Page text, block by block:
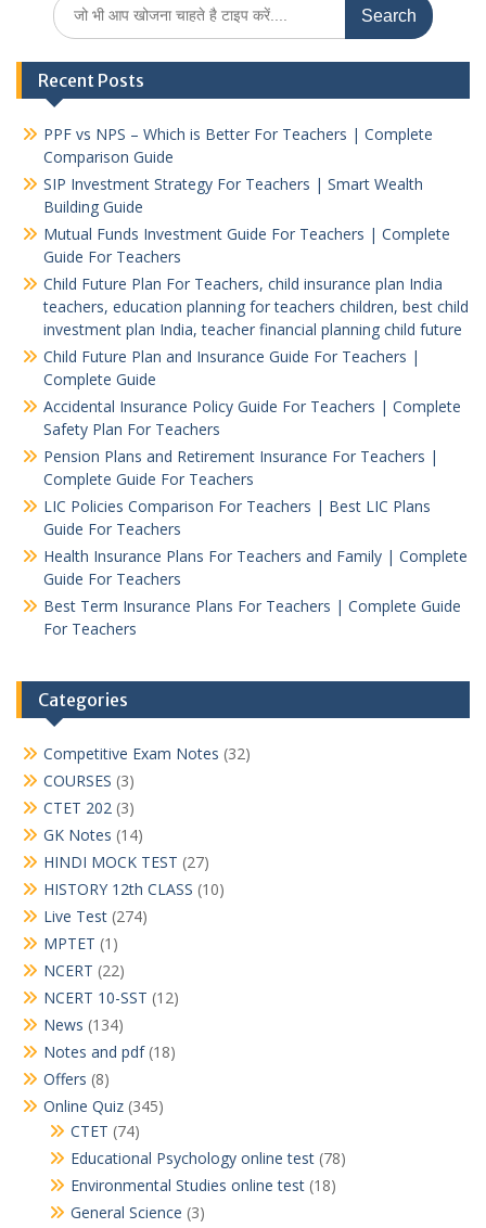
for:
Recent Posts
PPF vs NPS – Which is Better For Teachers | Complete
Comparison Guide
SIP Investment Strategy For Teachers | Smart Wealth
Building Guide
Mutual Funds Investment Guide For Teachers | Complete
Guide For Teachers
Child Future Plan For Teachers, child insurance plan India
teachers, education planning for teachers children, best child
investment plan India, teacher financial planning child future
Child Future Plan and Insurance Guide For Teachers |
Complete Guide
Accidental Insurance Policy Guide For Teachers | Complete
Safety Plan For Teachers
Pension Plans and Retirement Insurance For Teachers |
Complete Guide For Teachers
LIC Policies Comparison For Teachers | Best LIC Plans
Guide For Teachers
Health Insurance Plans For Teachers and Family | Complete
Guide For Teachers
Best Term Insurance Plans For Teachers | Complete Guide
For Teachers
Categories
Competitive Exam Notes (32)
COURSES (3)
CTET 202 (3)
GK Notes (14)
HINDI MOCK TEST (27)
HISTORY 12th CLASS (10)
Live Test (274)
MPTET (1)
NCERT (22)
NCERT 10-SST (12)
News (134)
Notes and pdf(18)
Offers (8)
Online Quiz (345)
CTET (74)
Educational Psychology online test (78)
Environmental Studies online test (18)
General Science (3)